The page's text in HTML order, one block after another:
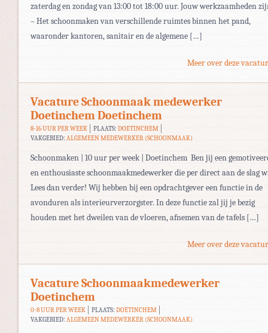
zaterdag en zondag van 13:00 tot 18:00 uur. Jouw werkzaamheden
– Het schoonmaken van verschillende ruimtes binnen het pand,
waaronder kantoren, sanitair en de algemene […]
Meer over deze
Vacature Schoonmaak medewerker
Doetinchem Doetinchem
8-16 UUR PER WEEK PLAATS: DOETINCHEM
VAKGEBIED: ALGEMEEN MEDEWERKER (SCHOONMAAK)
Schoonmaken | 10 uur per week | Doetinchem Ben jij een
en enthousiaste schoonmaakmedewerker die per direct aan de slag
Lees dan verder! Wij hebben bij een opdrachtgever een functie in de
avonduren als interieurverzorgster. In deze functie zal jij je bezig
houden met het dweilen van de vloeren, afnemen van de tafels […]
Meer over deze
Vacature Schoonmaakmedewerker
Doetinchem
0-8 UUR PER WEEK PLAATS: DOETINCHEM
VAKGEBIED: ALGEMEEN MEDEWERKER (SCHOONMAAK)